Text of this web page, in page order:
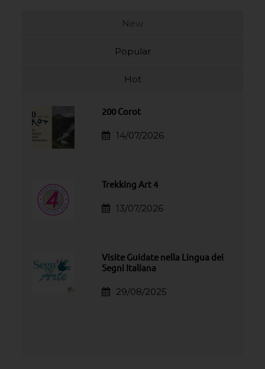
New
Popular
Hot
200 Corot
14/07/2026
Trekking Art 4
13/07/2026
Visite Guidate nella Lingua dei
Segni Italiana
29/08/2025